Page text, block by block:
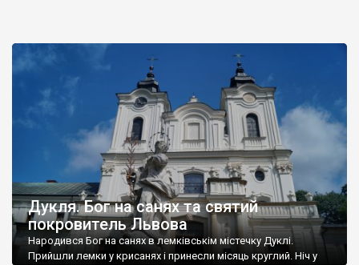
Дукля. Бог на санях та святий
покровитель Львова
Народився Бог на санях в лемківськім містечку Дуклі.
Прийшли лемки у крисанях і принесли місяць круглий. Ніч у